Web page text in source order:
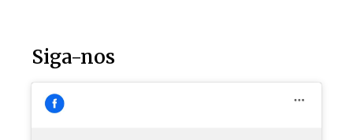
Siga-nos